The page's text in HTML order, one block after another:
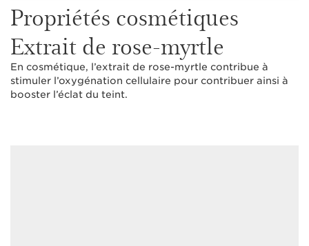
Propriétés cosmétiques
Extrait de rose-myrtle
En cosmétique, l’extrait de rose-myrtle contribue à
stimuler l’oxygénation cellulaire pour contribuer ainsi à
booster l’éclat du teint.